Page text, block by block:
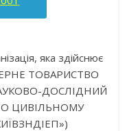
яка здійснює
ТОВАРИСТВО
ДОСЛІДНИЙ
ЦИВІЛЬНОМУ